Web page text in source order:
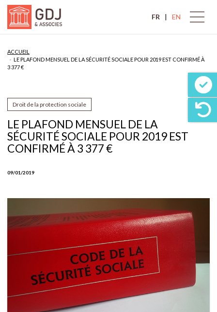
FR EN
ACCUEIL
LE PLAFOND MENSUEL DE LA SÉCURITÉ SOCIALE POUR 2019 EST CONFIRMÉ À
3 377 €
LE PLAFOND MENSUEL DE LA
SÉCURITÉ SOCIALE POUR 2019 EST
CONFIRMÉ À 3 377 €
09/01/2019
Droit de la protection sociale